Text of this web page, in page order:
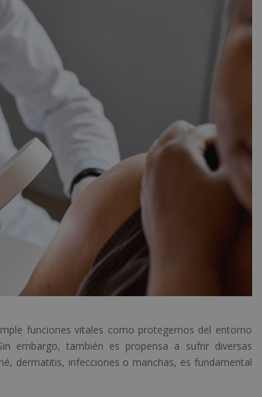
funciones vitales como protegernos del entorno
embargo, también es propensa a sufrir diversas
dermatitis, infecciones o manchas, es fundamental